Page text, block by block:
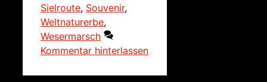
Sielroute, Souvenir,
Weltnaturerbe,
Wesermarsch
Kommentar hinterlassen